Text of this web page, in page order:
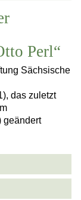
Perl“
Sächsische
das zuletzt
geändert